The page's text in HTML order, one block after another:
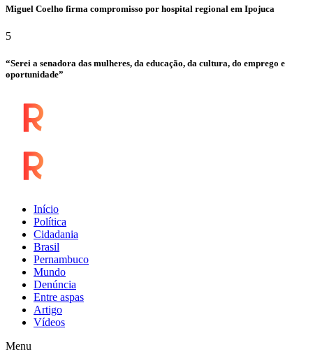
Miguel Coelho firma compromisso por hospital regional em Ipojuca
5
“Serei a senadora das mulheres, da educação, da cultura, do emprego e
oportunidade”
Início
Política
Cidadania
Brasil
Pernambuco
Mundo
Denúncia
Entre aspas
Artigo
Vídeos
Menu